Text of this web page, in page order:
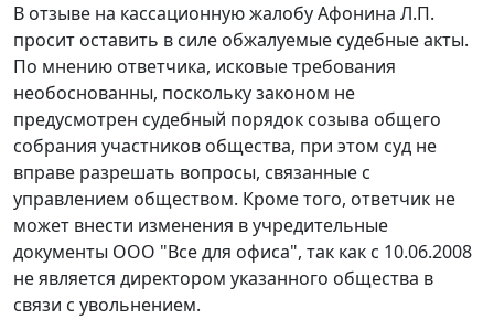
В отзыве на кассационную жалобу Афонина Л.П.
просит оставить в силе обжалуемые судебные акты.
По мнению ответчика, исковые требования
необоснованны, поскольку законом не
предусмотрен судебный порядок созыва общего
собрания участников общества, при этом суд не
вправе разрешать вопросы, связанные с
управлением обществом. Кроме того, ответчик не
может внести изменения в учредительные
документы ООО "Все для офиса", так как с 10.06.2008
не является директором указанного общества в
связи с увольнением.